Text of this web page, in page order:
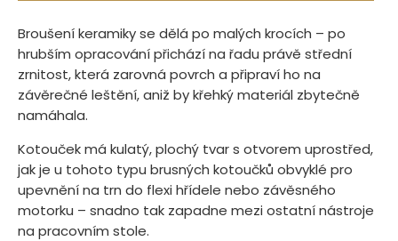
Broušení keramiky se dělá po malých krocích – po
hrubším opracování přichází na řadu právě střední
zrnitost, která zarovná povrch a připraví ho na
závěrečné leštění, aniž by křehký materiál zbytečně
namáhala.
Kotouček má kulatý, plochý tvar s otvorem uprostřed,
jak je u tohoto typu brusných kotoučků obvyklé pro
upevnění na trn do flexi hřídele nebo závěsného
motorku – snadno tak zapadne mezi ostatní nástroje
na pracovním stole.